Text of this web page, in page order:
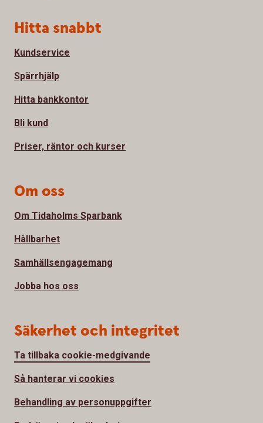
Sidfot
Hitta snabbt
Kundservice
Spärrhjälp
Hitta bankkontor
Bli kund
Priser, räntor och kurser
Om oss
Om Tidaholms Sparbank
Hållbarhet
Samhällsengagemang
Jobba hos oss
Säkerhet och integritet
Ta tillbaka cookie-medgivande
Så hanterar vi cookies
Behandling av personuppgifter